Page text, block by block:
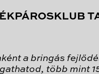
a bringás
több mint